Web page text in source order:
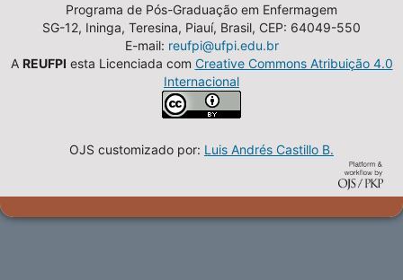
Programa de Pós-Graduação em Enfermagem
SG-12, Ininga, Teresina, Piauí, Brasil, CEP: 64049-550
E-mail: reufpi@ufpi.edu.br
A REUFPI esta Licenciada com Creative Commons Atribuição 4.0
Internacional
OJS customizado por: Luis Andrés Castillo B.